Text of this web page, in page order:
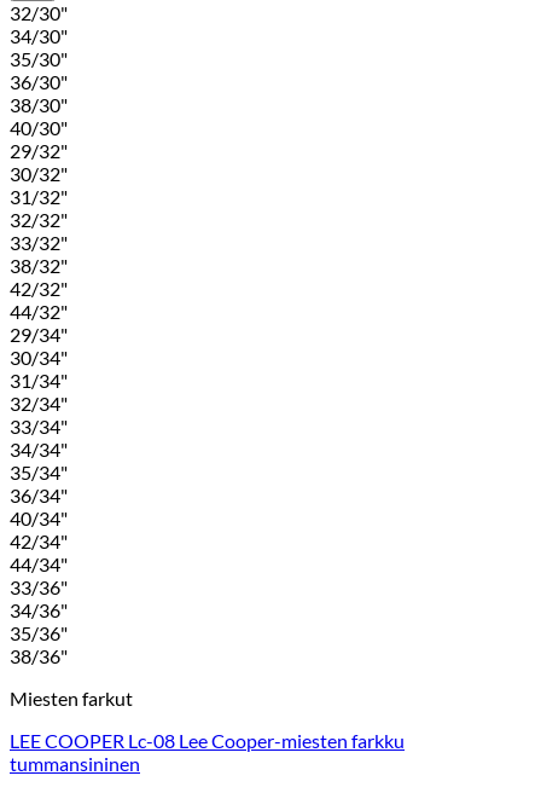
32/30"
34/30"
35/30"
36/30"
38/30"
40/30"
29/32"
30/32"
31/32"
32/32"
33/32"
38/32"
42/32"
44/32"
29/34"
30/34"
31/34"
32/34"
33/34"
34/34"
35/34"
36/34"
40/34"
42/34"
44/34"
33/36"
34/36"
35/36"
38/36"
Miesten farkut
LEE COOPER Lc-08 Lee Cooper-miesten farkku
tummansininen